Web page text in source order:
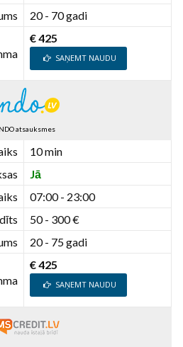
20 - 70 gadi
€ 425
SAŅEMT NAUDU
atsauksmes
10 min
Jā
07:00 - 23:00
50 - 300 €
20 - 75 gadi
€ 425
SAŅEMT NAUDU